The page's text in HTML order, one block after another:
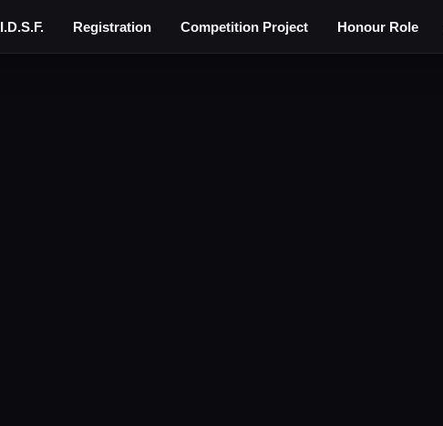
I.D.S.F. Registration Competition Project Honour Role